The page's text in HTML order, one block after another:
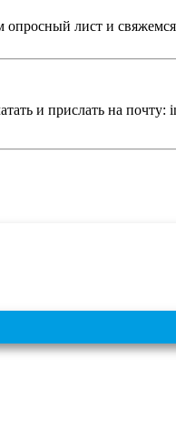
лист и
и прислать на почту: